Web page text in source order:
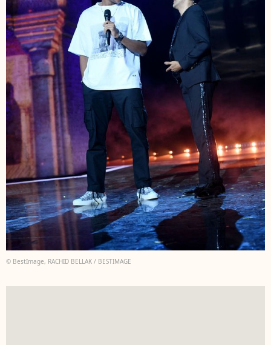
© BestImage, RACHID BELLAK / BESTIMAGE